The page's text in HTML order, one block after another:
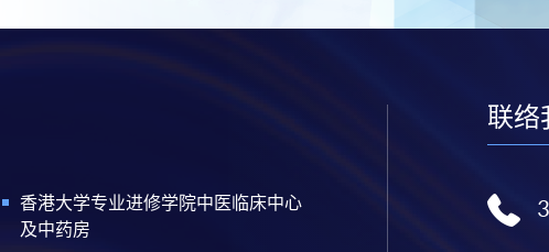
香港大学专业进修学院中医临床中心
及中药房
联络